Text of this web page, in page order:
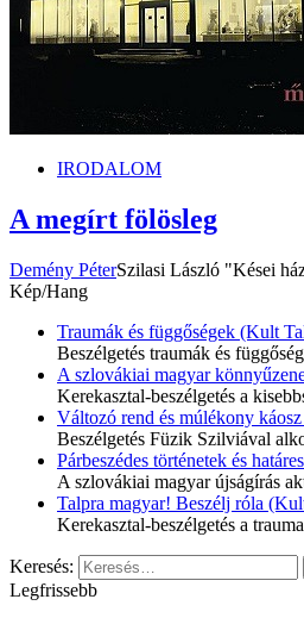
IRODALOM
A megírt fölösleg
Demény PéterSzilasi László "Kései
Kép/Hang
Traumák és függőségek (Kult
Beszélgetés traumák és
A szlovákiai magyar
Kerekasztal-beszélgetés a
Változó rend és múlékony
Beszélgetés Füzik Szilviával
Párbeszédes történetek és
A szlovákiai magyar újságírás
Talpra magyar! Beszélj róla
Kerekasztal-beszélgetés a
Keresés:
Legfrissebb